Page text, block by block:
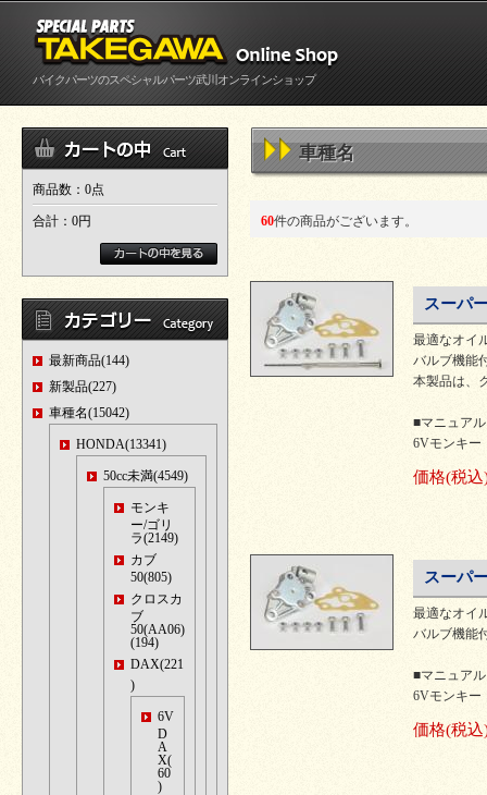
バイクパーツのスペシャルパーツ武川オンラインショップ
商品数：0点
合計： 0円
最新商品(144)
新製品(227)
車種名(15042)
HONDA(13341)
50cc未満(4549)
モンキ
ー/ゴリ
ラ(2149)
カブ
50(805)
クロスカ
ブ
50(AA06)
(194)
DAX(221
)
6V
D
A
X(
60
)
車種名
60件の商品がございます。
スーパ
最適なオイ
バルブ機能
本製品は、
■マニュア
6Vモンキー
価格(税込
スーパ
最適なオイ
バルブ機能
■マニュア
6Vモンキー
価格(税込